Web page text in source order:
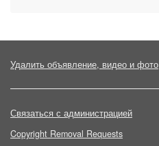
Удалить объявление, видео и фото
Связаться с администрацией
Copyright Removal Requests